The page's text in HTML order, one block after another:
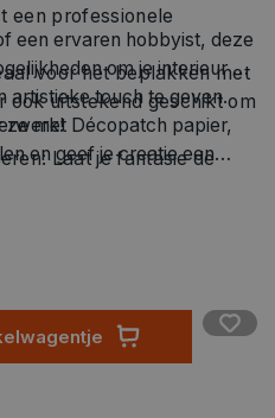
een professionele
voor het beplakken met
ook uitstekend geschikt om
Laat je fantasie de
unieke decoratie.
een ervaren hobbyist, deze
om je interieur of
artistieke touch te geven.
ze met Décopatch papier,
en geef je creatie een
feestversiering of